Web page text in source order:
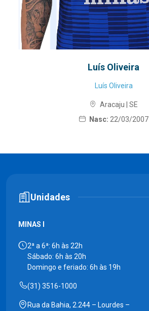
Luís Oliveira
Luís Oliveira
Aracaju | SE
Nasc: 22/03/2007
Unidades
MINAS I
2ª a 6ª: 6h às 22h
Sábado: 6h às 20h
Domingo e feriado: 6h às 19h
(31) 3516-1000
Rua da Bahia, 2.244 – Lourdes –